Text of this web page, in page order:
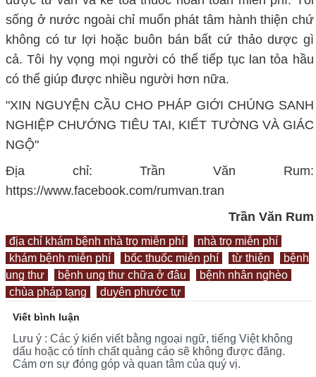
sống ở nước ngoài chỉ muốn phát tâm hành thiện chứ
không có tư lợi hoặc buôn bán bất cứ thảo dược gì
cả. Tôi hy vọng mọi người có thể tiếp tục lan tỏa hầu
có thể giúp được nhiều người hơn nữa.
"XIN NGUYỆN CẦU CHO PHÁP GIỚI CHÚNG SANH
NGHIỆP CHƯỚNG TIÊU TAI, KIẾT TƯỜNG VÀ GIÁC
NGỘ"
Địa chỉ: Trần Văn Rum:
https://www.facebook.com/rumvan.tran
Trần Văn Rum
địa chỉ khám bệnh nhà trọ miễn phí
nhà trọ miễn phí
khám bệnh miễn phí
bốc thuốc miễn phí từ thiện
bệnh
ung thư
bệnh ung thư chữa ở đâu
bệnh nhân nghèo
chùa pháp tạng
duyên phước tự
Viết bình luận
Lưu ý : Các ý kiến viết bằng ngoại ngữ, tiếng Việt không
dấu hoặc có tính chất quảng cáo sẽ không được đăng.
Cám ơn sự đóng góp và quan tâm của quý vị.